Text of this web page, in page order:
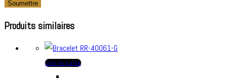
Produits similaires
Lire la suite